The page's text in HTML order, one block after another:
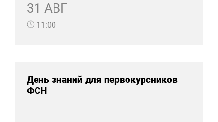
31 АВГ
11:00
День знаний для первокурсников
ФСН